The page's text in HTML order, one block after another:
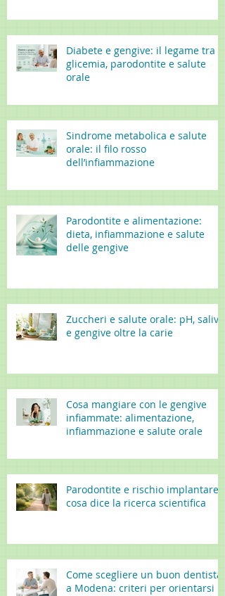
Diabete e gengive: il legame tra
glicemia, parodontite e salute
orale
Sindrome metabolica e salute
orale: il filo rosso
dell’infiammazione
Parodontite e alimentazione:
dieta, infiammazione e salute
delle gengive
Zuccheri e salute orale: pH, saliva
e gengive oltre la carie
Cosa mangiare con le gengive
infiammate: alimentazione,
infiammazione e salute orale
Parodontite e rischio implantare:
cosa dice la ricerca scientifica
Come scegliere un buon dentista
a Modena: criteri per orientarsi